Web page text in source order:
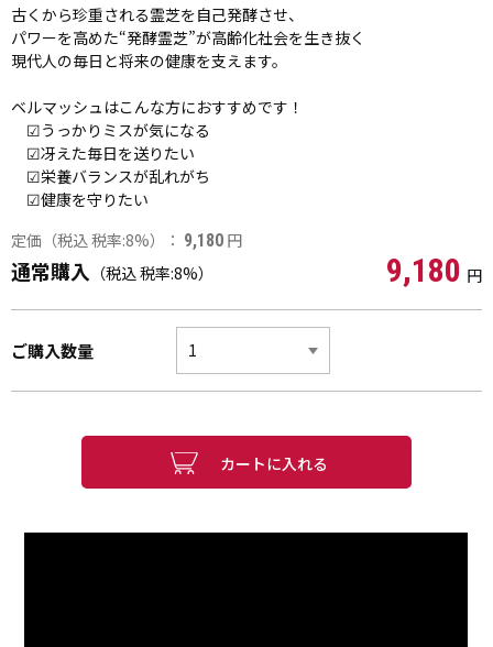
古くから珍重される霊芝を自己発酵させ、
パワーを高めた“発酵霊芝”が高齢化社会を生き抜く
現代人の毎日と将来の健康を支えます。
ベルマッシュはこんな方におすすめです！
☑うっかりミスが気になる
☑冴えた毎日を送りたい
☑栄養バランスが乱れがち
☑健康を守りたい
定価（税込 税率:8%）： 9,180 円
通常購入 （税込 税率:8%） 9,180 円
ご購入数量
カートに入れる